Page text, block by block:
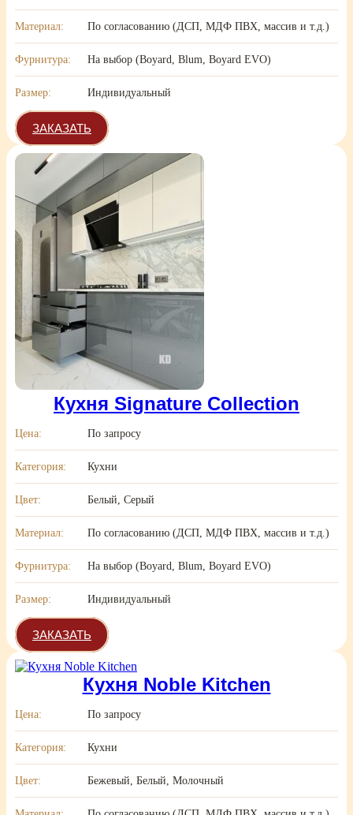
Материал: По согласованию (ДСП, МДФ ПВХ, массив и т.д.)
Фурнитура: На выбор (Boyard, Blum, Boyard EVO)
Размер: Индивидуальный
ЗАКАЗАТЬ
Кухня Signature Collection
Цена: По запросу
Категория: Кухни
Цвет: Белый, Серый
Материал: По согласованию (ДСП, МДФ ПВХ, массив и т.д.)
Фурнитура: На выбор (Boyard, Blum, Boyard EVO)
Размер: Индивидуальный
ЗАКАЗАТЬ
Кухня Noble Kitchen
Цена: По запросу
Категория: Кухни
Цвет: Бежевый, Белый, Молочный